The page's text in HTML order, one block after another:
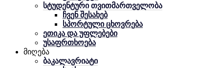
სტუდენტური თვითმართველობა
ჩვენ შესახებ
სპორტული ცხოვრება
ეთიკა და უფლებები
უსაფრთხოება
მიღება
ბაკალავრიატი